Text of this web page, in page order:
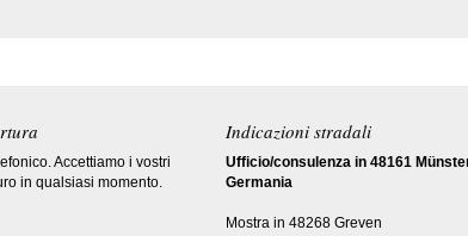
Accettiamo i vostri
in qualsiasi momento.
Indicazioni stradali
Ufficio/consulenza in 48161
Germania
Mostra in 48268 Greven